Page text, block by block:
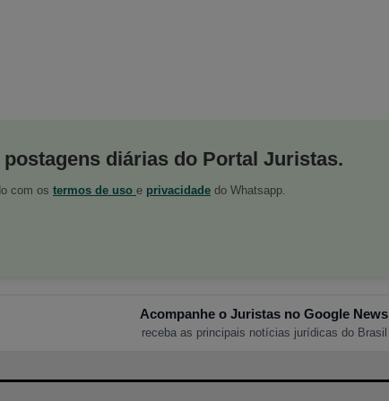
diárias do Portal Juristas.
com os termos de uso e privacidade do Whatsapp.
Acompanhe o Juristas no Google News
receba as principais notícias jurídicas do Brasil